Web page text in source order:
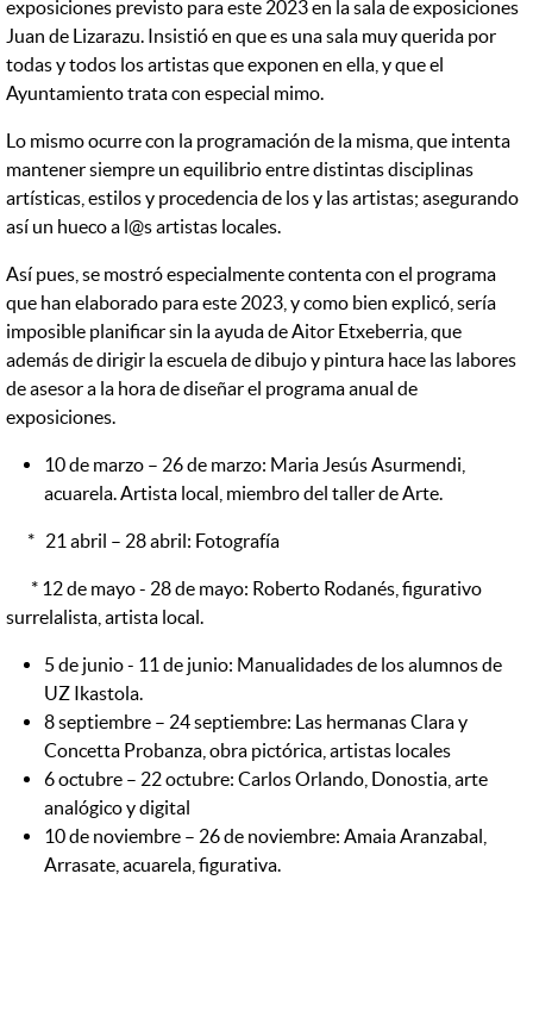
exposiciones previsto para este 2023 en la sala de exposiciones
Juan de Lizarazu. Insistió en que es una sala muy querida por
todas y todos los artistas que exponen en ella, y que el
Ayuntamiento trata con especial mimo.
Lo mismo ocurre con la programación de la misma, que intenta
mantener siempre un equilibrio entre distintas disciplinas
artísticas, estilos y procedencia de los y las artistas; asegurando
así un hueco a l@s artistas locales.
Así pues, se mostró especialmente contenta con el programa
que han elaborado para este 2023, y como bien explicó, sería
imposible planificar sin la ayuda de Aitor Etxeberria, que
además de dirigir la escuela de dibujo y pintura hace las labores
de asesor a la hora de diseñar el programa anual de
exposiciones.
10 de marzo – 26 de marzo: Maria Jesús Asurmendi,
acuarela. Artista local, miembro del taller de Arte.
* 21 abril – 28 abril: Fotografía
* 12 de mayo - 28 de mayo: Roberto Rodanés, figurativo
surrelalista, artista local.
5 de junio - 11 de junio: Manualidades de los alumnos de
UZ Ikastola.
8 septiembre – 24 septiembre: Las hermanas Clara y
Concetta Probanza, obra pictórica, artistas locales
6 octubre – 22 octubre: Carlos Orlando, Donostia, arte
analógico y digital
10 de noviembre – 26 de noviembre: Amaia Aranzabal,
Arrasate, acuarela, figurativa.